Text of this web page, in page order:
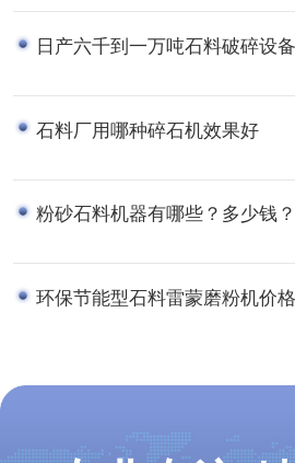
日产六千到一万吨石料破碎设
石料厂用哪种碎石机效果好
粉砂石料机器有哪些？多少钱？
环保节能型石料雷蒙磨粉机价